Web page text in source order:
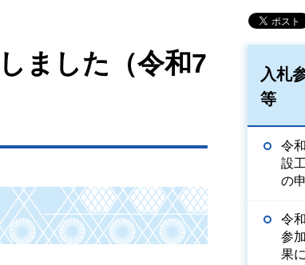
ました（令和7
入札
等
令
設
の
令
参
果